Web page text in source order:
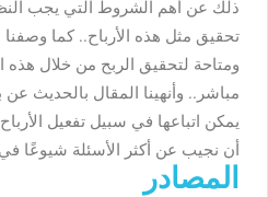
ذلك عن أهم الشروط التي يجب
تحقيق مثل هذه الأرباح.. كما
ومتاحة لتحقيق الربح من خلال
مباشر.. وأنهينا المقال بالحديث
يمكن اتباعها في سبيل تفعيل
أن نجيب عن أكثر الأسئلة شيوعًا
المصادر